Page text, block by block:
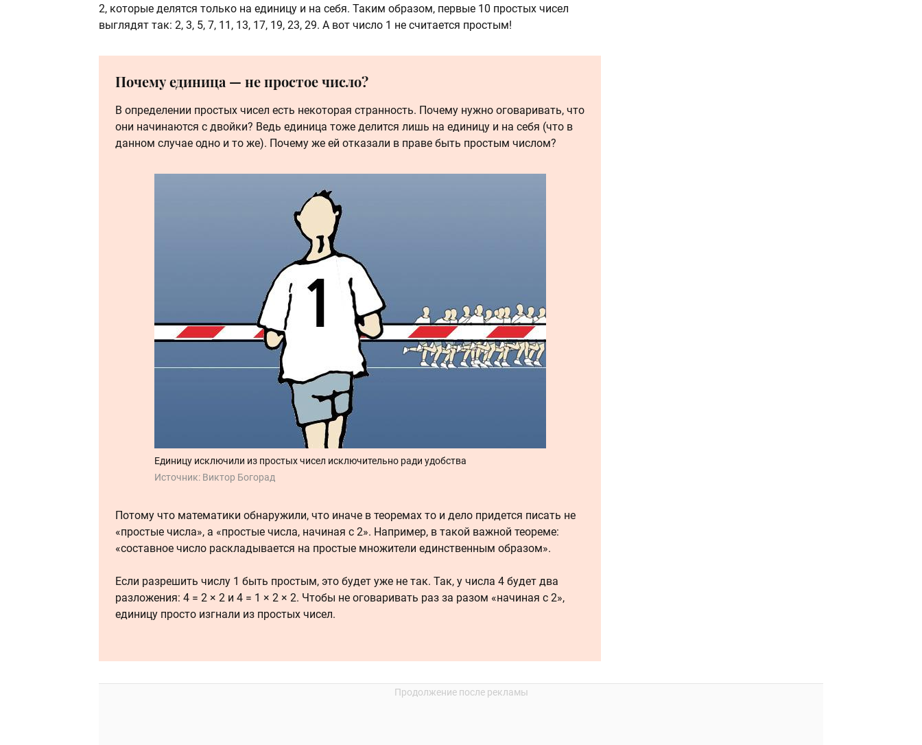
2, которые делятся только на единицу и на себя. Таким образом, первые 10 простых чисел
выглядят так: 2, 3, 5, 7, 11, 13, 17, 19, 23, 29. А вот число 1 не считается простым!
Почему единица — не простое число?
В определении простых чисел есть некоторая странность. Почему нужно оговаривать, что
они начинаются с двойки? Ведь единица тоже делится лишь на единицу и на себя (что в
данном случае одно и то же). Почему же ей отказали в праве быть простым числом?
Единицу исключили из простых чисел исключительно ради удобства
Источник: Виктор Богорад
Потому что математики обнаружили, что иначе в теоремах то и дело придется писать не
«простые числа», а «простые числа, начиная с 2». Например, в такой важной теореме:
«составное число раскладывается на простые множители единственным образом».
Если разрешить числу 1 быть простым, это будет уже не так. Так, у числа 4 будет два
разложения: 4 = 2 × 2 и 4 = 1 × 2 × 2. Чтобы не оговаривать раз за разом «начиная с 2»,
единицу просто изгнали из простых чисел.